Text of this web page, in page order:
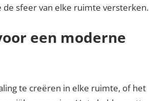
sfeer van elke ruimte versterken.
een moderne
te creëren in elke ruimte, of het